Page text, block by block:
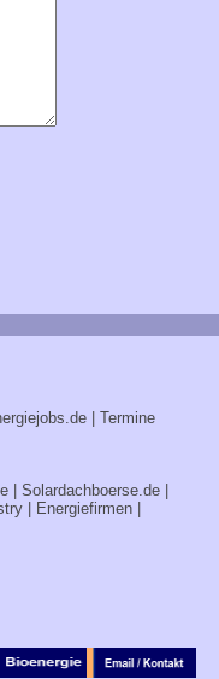
| Termine
| Solardachboerse.de|
| Energiefirmen|